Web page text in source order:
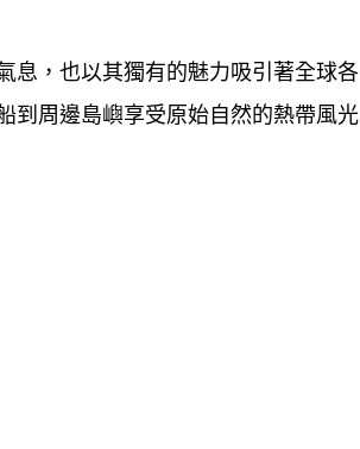
息，也以其獨有的魅力吸引著全球各
到周邊島嶼享受原始自然的熱帶風光